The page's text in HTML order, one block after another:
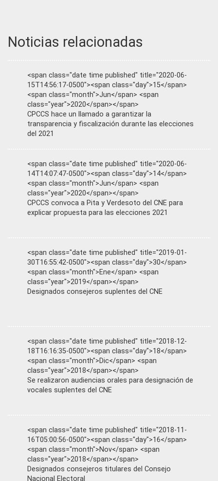
Noticias relacionadas
<span class="date time published" title="2020-06-
15T14:56:17-0500"><span class="day">15</span>
<span class="month">Jun</span> <span
class="year">2020</span></span>
CPCCS hace un llamado a garantizar la
transparencia y fiscalización durante las elecciones
del 2021
<span class="date time published" title="2020-06-
14T14:07:47-0500"><span class="day">14</span>
<span class="month">Jun</span> <span
class="year">2020</span></span>
CPCCS convoca a Pita y Verdesoto del CNE para
explicar propuesta para las elecciones 2021
<span class="date time published" title="2019-01-
30T16:55:42-0500"><span class="day">30</span>
<span class="month">Ene</span> <span
class="year">2019</span></span>
Designados consejeros suplentes del CNE
<span class="date time published" title="2018-12-
18T16:16:35-0500"><span class="day">18</span>
<span class="month">Dic</span> <span
class="year">2018</span></span>
Se realizaron audiencias orales para designación de
vocales suplentes del CNE
<span class="date time published" title="2018-11-
16T05:00:56-0500"><span class="day">16</span>
<span class="month">Nov</span> <span
class="year">2018</span></span>
Designados consejeros titulares del Consejo
Nacional Electoral